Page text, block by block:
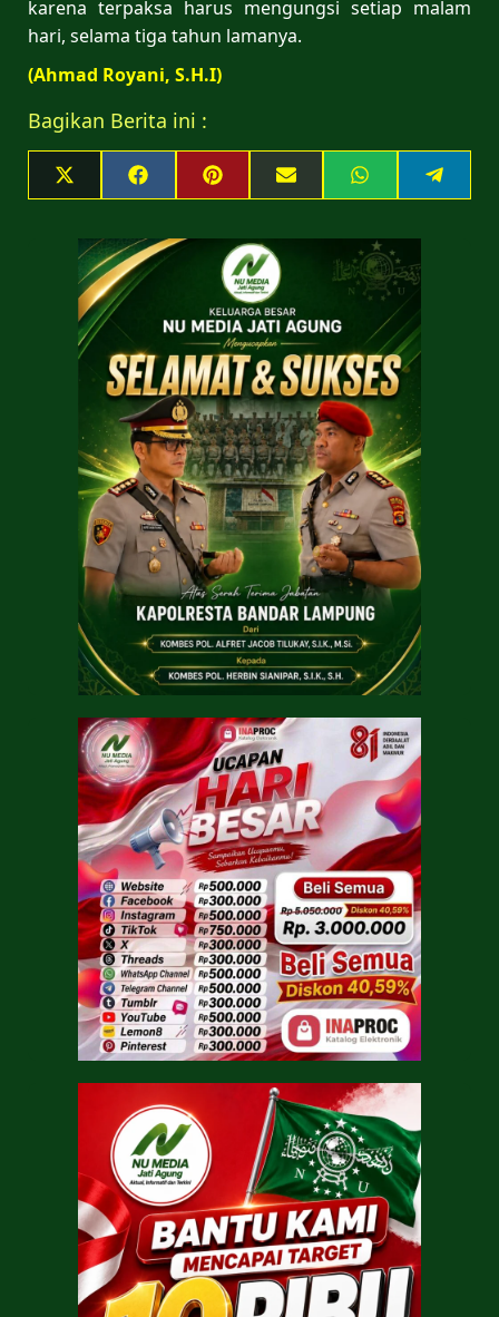
karena terpaksa harus mengungsi setiap malam
hari, selama tiga tahun lamanya.
(Ahmad Royani, S.H.I)
Bagikan Berita ini :